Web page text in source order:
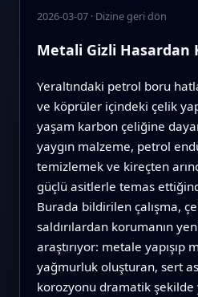
2026-03-07· Dizine geri dön
Metali Gizli Hasardan
Yeraltındaki petrol boru
ve köprüler içindeki çelik
yaşam karbon çeliğine
yaygın malzeme, petrol
temizlemek ve kireçten
güçlü asitlerle temas
Burada bildirilen çalışma,
saldırılardan korumanın
araştırıyor: metale yapışıp
yağmurluk oluşturan, sert
korozyonu dramatik şekilde